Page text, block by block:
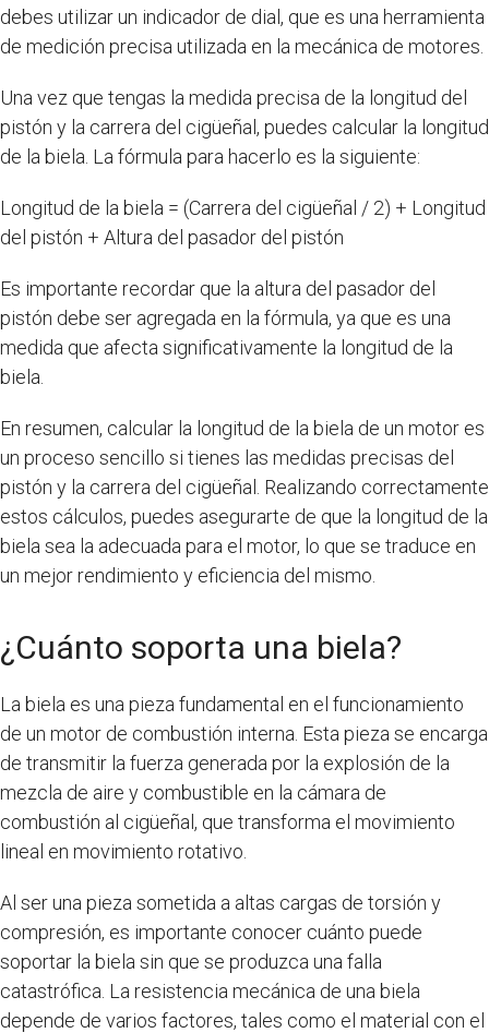
debes utilizar un indicador de dial, que es una herramienta
de medición precisa utilizada en la mecánica de motores.
Una vez que tengas la medida precisa de la longitud del
pistón y la carrera del cigüeñal, puedes calcular la longitud
de la biela. La fórmula para hacerlo es la siguiente:
Longitud de la biela = (Carrera del cigüeñal / 2) + Longitud
del pistón + Altura del pasador del pistón
Es importante recordar que la altura del pasador del
pistón debe ser agregada en la fórmula, ya que es una
medida que afecta significativamente la longitud de la
biela.
En resumen, calcular la longitud de la biela de un motor es
un proceso sencillo si tienes las medidas precisas del
pistón y la carrera del cigüeñal. Realizando correctamente
estos cálculos, puedes asegurarte de que la longitud de la
biela sea la adecuada para el motor, lo que se traduce en
un mejor rendimiento y eficiencia del mismo.
¿Cuánto soporta una biela?
La biela es una pieza fundamental en el funcionamiento
de un motor de combustión interna. Esta pieza se encarga
de transmitir la fuerza generada por la explosión de la
mezcla de aire y combustible en la cámara de
combustión al cigüeñal, que transforma el movimiento
lineal en movimiento rotativo.
Al ser una pieza sometida a altas cargas de torsión y
compresión, es importante conocer cuánto puede
soportar la biela sin que se produzca una falla
catastrófica. La resistencia mecánica de una biela
depende de varios factores, tales como el material con el